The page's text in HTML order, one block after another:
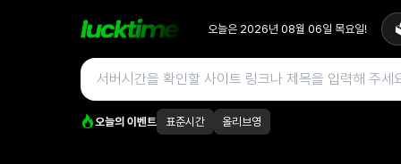
오늘은 2026년 08월 06일 목요일!
오늘의 이벤트 표준시간 올리브영